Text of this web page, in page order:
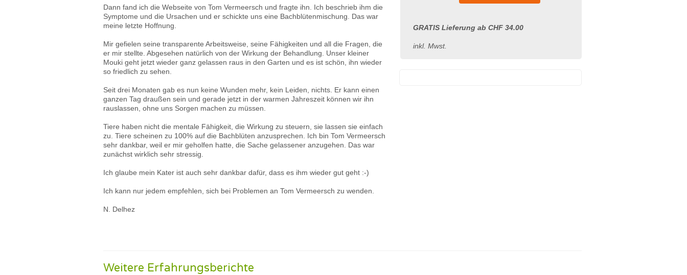
Dann fand ich die Webseite von Tom Vermeersch und fragte ihn. Ich beschrieb ihm die
Symptome und die Ursachen und er schickte uns eine Bachblütenmischung. Das war
meine letzte Hoffnung.
Mir gefielen seine transparente Arbeitsweise, seine Fähigkeiten und all die Fragen, die
er mir stellte. Abgesehen natürlich von der Wirkung der Behandlung. Unser kleiner
Mouki geht jetzt wieder ganz gelassen raus in den Garten und es ist schön, ihn wieder
so friedlich zu sehen.
Seit drei Monaten gab es nun keine Wunden mehr, kein Leiden, nichts. Er kann einen
ganzen Tag draußen sein und gerade jetzt in der warmen Jahreszeit können wir ihn
rauslassen, ohne uns Sorgen machen zu müssen.
Tiere haben nicht die mentale Fähigkeit, die Wirkung zu steuern, sie lassen sie einfach
zu. Tiere scheinen zu 100% auf die Bachblüten anzusprechen. Ich bin Tom Vermeersch
sehr dankbar, weil er mir geholfen hatte, die Sache gelassener anzugehen. Das war
zunächst wirklich sehr stressig.
Ich glaube mein Kater ist auch sehr dankbar dafür, dass es ihm wieder gut geht :-)
Ich kann nur jedem empfehlen, sich bei Problemen an Tom Vermeersch zu wenden.
N. Delhez
GRATIS Lieferung ab CHF 34.00
inkl. Mwst.
Weitere Erfahrungsberichte